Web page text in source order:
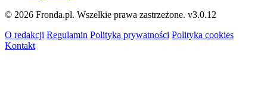
© 2026 Fronda.pl. Wszelkie prawa zastrzeżone. v3.0.12
O redakcji Regulamin Polityka prywatności Polityka cookies
Kontakt